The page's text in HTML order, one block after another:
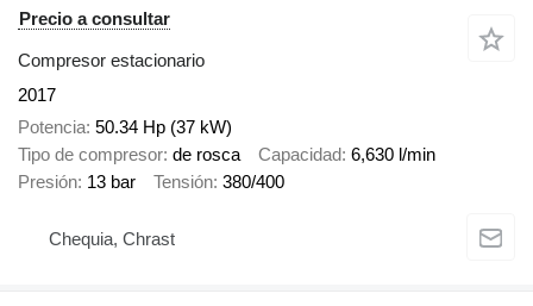
Precio a consultar
Compresor estacionario
2017
Potencia 50.34 Hp (37 kW)
Tipo de compresor de rosca Capacidad 6,630 l/min
Presión 13 bar Tensión 380/400
Chequia, Chrast